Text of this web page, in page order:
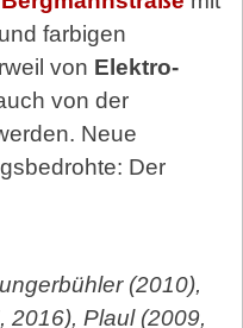
farbigen
von Elektro-
von der
Neue
Der
(2010),
2016), Plaul (2009,